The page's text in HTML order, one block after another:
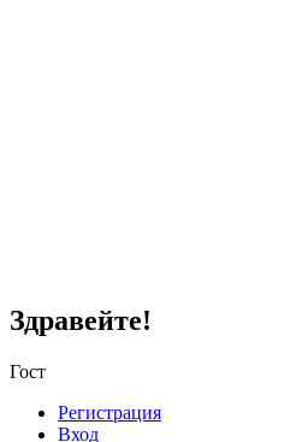
Здравейте!
Гост
Регистрация
Вход